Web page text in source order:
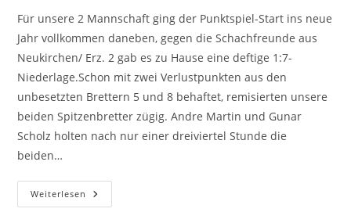
Für unsere 2 Mannschaft ging der Punktspiel-Start ins neue
Jahr vollkommen daneben, gegen die Schachfreunde aus
Neukirchen/ Erz. 2 gab es zu Hause eine deftige 1:7-
Niederlage.Schon mit zwei Verlustpunkten aus den
unbesetzten Brettern 5 und 8 behaftet, remisierten unsere
beiden Spitzenbretter zügig. Andre Martin und Gunar
Scholz holten nach nur einer dreiviertel Stunde die
beiden…
Weiterlesen GSC
1873